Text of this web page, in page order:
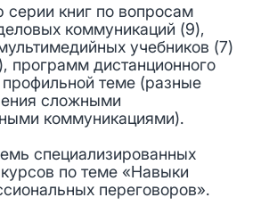
серии книг по вопросам
коммуникаций (9),
учебников (7)
программ дистанционного
теме (разные
сложными
коммуникациями).
специализированных
по теме «Навыки
переговоров».